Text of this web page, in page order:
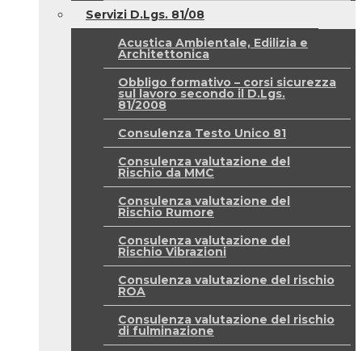
Servizi D.Lgs. 81/08
Acustica Ambientale, Edilizia e
Architettonica
Obbligo formativo – corsi sicurezza
sul lavoro secondo il D.Lgs.
81/2008
Consulenza Testo Unico 81
Consulenza valutazione del
Rischio da MMC
Consulenza valutazione del
Rischio Rumore
Consulenza valutazione del
Rischio Vibrazioni
Consulenza valutazione del rischio
ROA
Consulenza valutazione del rischio
di fulminazione